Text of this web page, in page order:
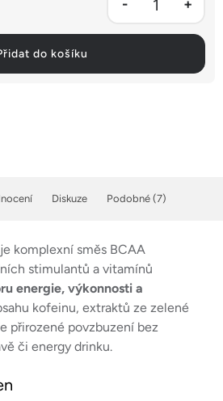
do košíku
Podobné (7)
Diskuze
je komplexní směs BCAA
stimulantů a vitamínů
energie, výkonnosti a
kofeinu, extraktů ze zelené
přirozené povzbuzení bez
či energy drinku.